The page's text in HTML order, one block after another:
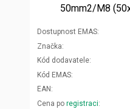
50mm2/M8
Dostupnost EMAS
Značka
Kód dodavatele
Kód EMAS
EAN
Cena po registraci